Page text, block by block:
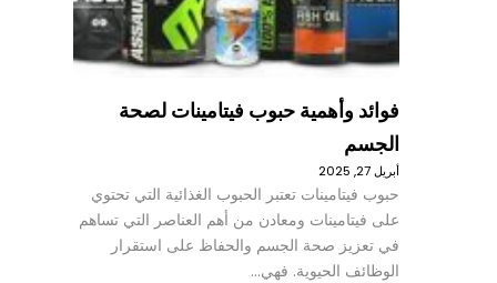
فوائد وأهمية حبوب فيتامينات لصحة
الجسم
أبريل 27, 2025
حبوب فيتامينات تعتبر الحبوب الغذائية التي تحتوي
على فيتامينات ومعادن من أهم العناصر التي تساهم
في تعزيز صحة الجسم والحفاظ على استقرار
الوظائف الحيوية. فهي…